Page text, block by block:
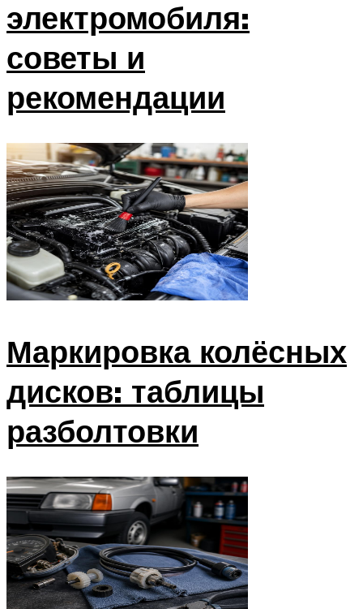
электромобиля:
советы и
рекомендации
Маркировка колёсных
дисков: таблицы
разболтовки